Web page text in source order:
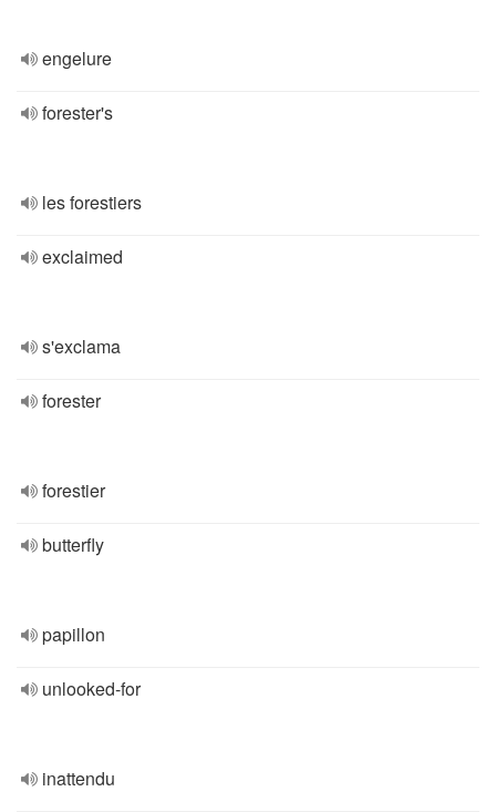
engelure
forester's
les forestiers
exclaimed
s'exclama
forester
forestier
butterfly
papillon
unlooked-for
inattendu